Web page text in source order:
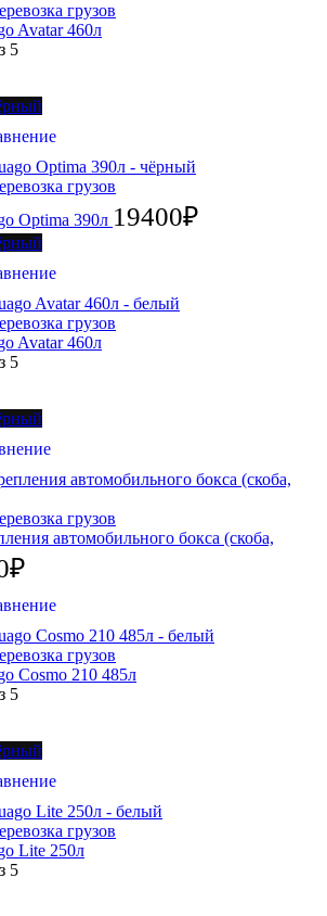
грузов
Avatar 460л
5
грузов
Optima 390л 19400₽
грузов
Avatar 460л
5
грузов
автомобильного бокса (скоба,
₽
грузов
Cosmo 210 485л
5
грузов
Lite 250л
5